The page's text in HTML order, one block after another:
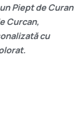
un Piept de Curan
Curcan,
cu